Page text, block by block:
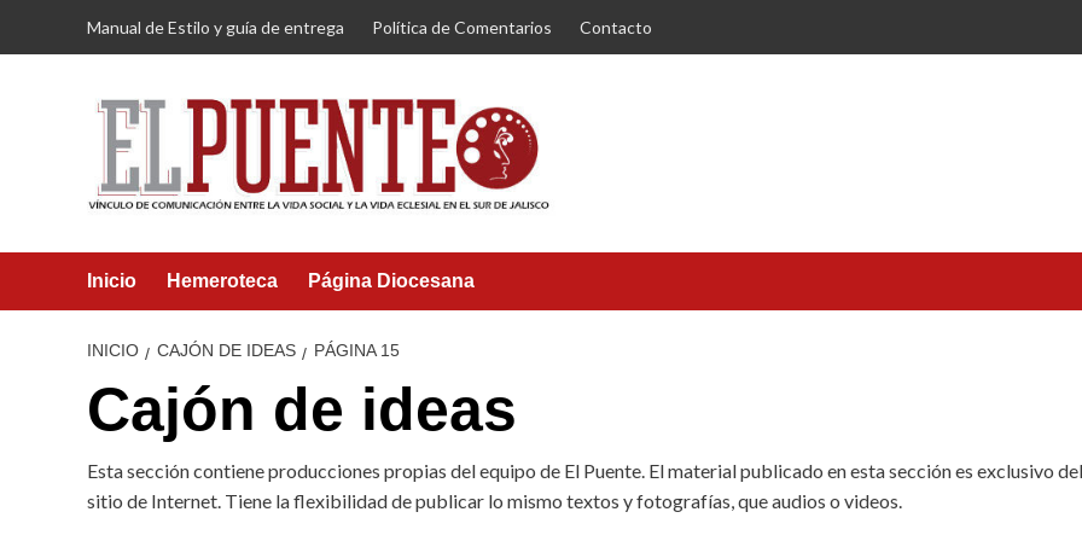
Manual de Estilo y guía de entrega Política de Comentarios Contacto
Inicio Hemeroteca Página Diocesana
INICIO CAJÓN DE IDEAS PÁGINA 15
Cajón de ideas
Esta sección contiene producciones propias del equipo de El Puente. El material publicado en esta sección es exclusivo del
sitio de Internet. Tiene la flexibilidad de publicar lo mismo textos y fotografías, que audios o videos.